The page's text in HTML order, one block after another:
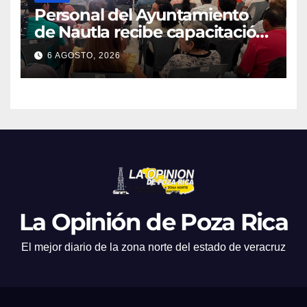
Personal del Ayuntamiento
de Nautla recibe capacitación
en atención a emergencias
6 AGOSTO, 2026
La Opinión de Poza Rica
El mejor diario de la zona norte del estado de veracruz